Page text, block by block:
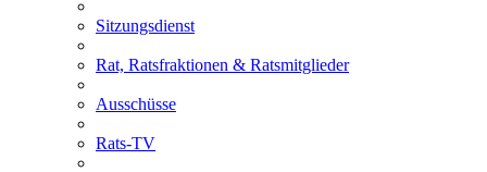
Sitzungsdienst
Rat, Ratsfraktionen & Ratsmitglieder
Ausschüsse
Rats-TV